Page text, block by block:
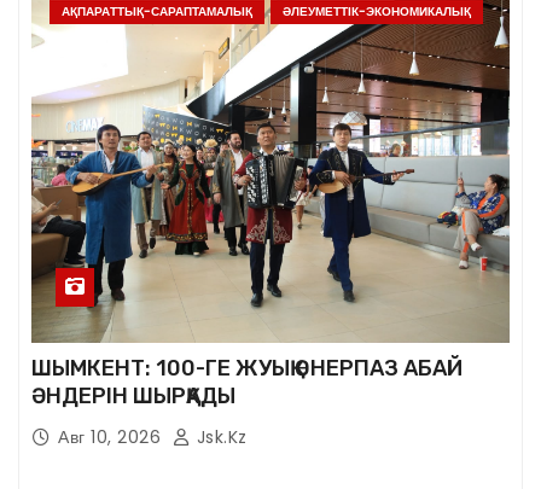
АҚПАРАТТЫҚ-САРАПТАМАЛЫҚ ӘЛЕУМЕТТІК-ЭКОНОМИКАЛЫҚ
ШЫМКЕНТ: 100-ГЕ ЖУЫҚ ӨНЕРПАЗ АБАЙ
ӘНДЕРІН ШЫРҚАДЫ
Авг 10, 2026 Jsk.kz